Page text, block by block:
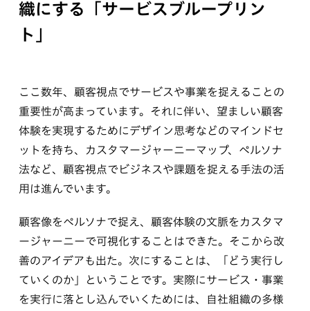
織にする「サービスブループリン
ト」
ここ数年、顧客視点でサービスや事業を捉えることの
重要性が高まっています。それに伴い、望ましい顧客
体験を実現するためにデザイン思考などのマインドセ
ットを持ち、カスタマージャーニーマップ、ペルソナ
法など、顧客視点でビジネスや課題を捉える手法の活
用は進んでいます。
顧客像をペルソナで捉え、顧客体験の文脈をカスタマ
ージャーニーで可視化することはできた。そこから改
善のアイデアも出た。次にすることは、「どう実行し
ていくのか」ということです。実際にサービス・事業
を実行に落とし込んでいくためには、自社組織の多様